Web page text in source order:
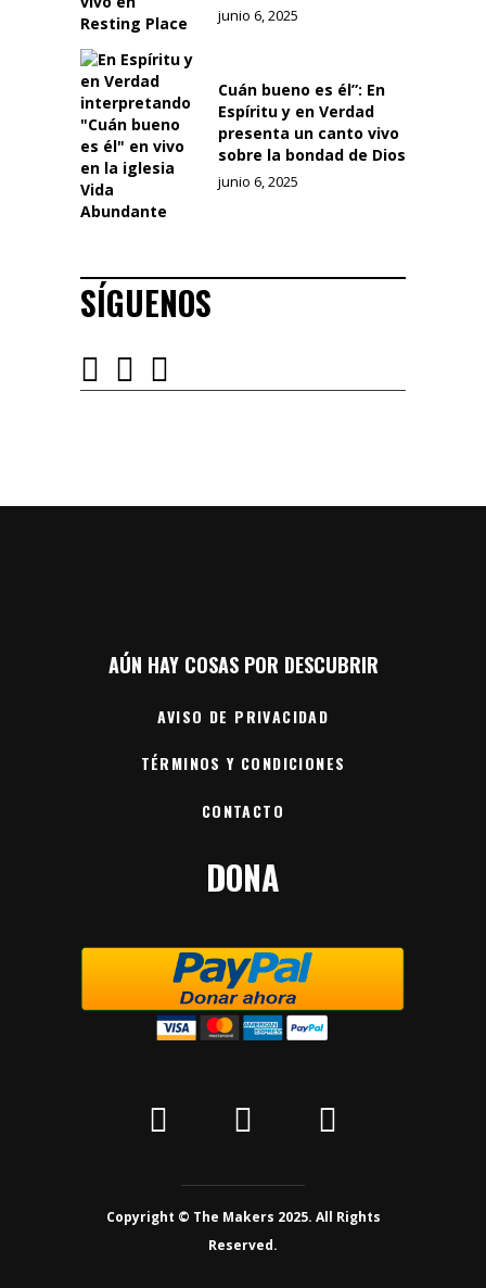
junio 6, 2025
Cuán bueno es él”: En
Espíritu y en Verdad
presenta un canto vivo
sobre la bondad de Dios
junio 6, 2025
SÍGUENOS
AÚN HAY COSAS POR DESCUBRIR
AVISO DE PRIVACIDAD
TÉRMINOS Y CONDICIONES
CONTACTO
DONA
Copyright © The Makers 2025. All Rights
Reserved.